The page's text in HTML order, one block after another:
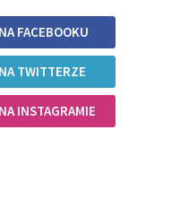
FACEBOOKU
TWITTERZE
INSTAGRAMIE